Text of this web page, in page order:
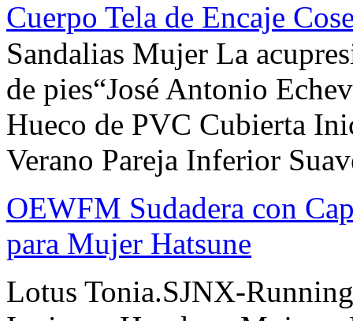
Cuerpo Tela de Encaje
Sandalias Mujer La
de pies“José Antonio
Hueco de PVC Cubierta
Verano Pareja Inferior
OEWFM Sudadera con
para Mujer Hatsune
Lotus Tonia.SJNX-